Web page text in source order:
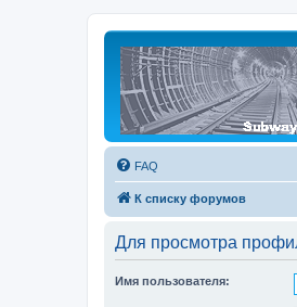
FAQ
К списку форумов
Для просмотра
Имя пользователя: